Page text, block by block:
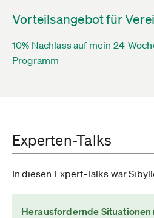
Vorteilsangebot für
10% Nachlass auf mein 24-
Programm
Experten-Talks
In diesen Expert-Talks war
Herausfordernde Situationen